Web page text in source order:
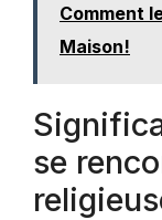
Comment
Maison!
se